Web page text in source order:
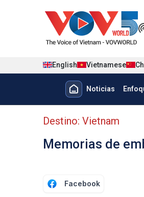
English Vietnamese
Menu trang chủ
Noticias
Menu phụ tiếng Tây
Destino: Vietnam
Memorias de
Facebook